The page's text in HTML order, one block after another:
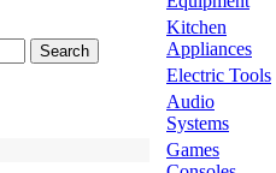
Kitchen
Appliances
Electric Tools
Audio
Systems
Games